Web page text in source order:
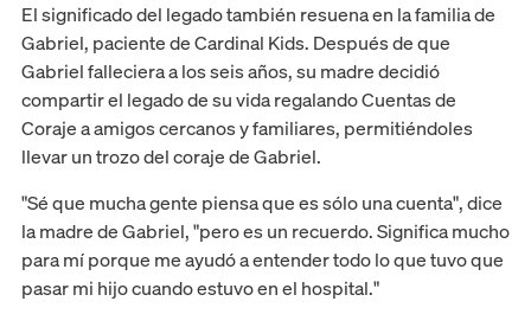
El significado del legado también resuena en la familia de
Gabriel, paciente de Cardinal Kids. Después de que
Gabriel falleciera a los seis años, su madre decidió
compartir el legado de su vida regalando Cuentas de
Coraje a amigos cercanos y familiares, permitiéndoles
llevar un trozo del coraje de Gabriel.
"Sé que mucha gente piensa que es sólo una cuenta", dice
la madre de Gabriel, "pero es un recuerdo. Significa mucho
para mí porque me ayudó a entender todo lo que tuvo que
pasar mi hijo cuando estuvo en el hospital."